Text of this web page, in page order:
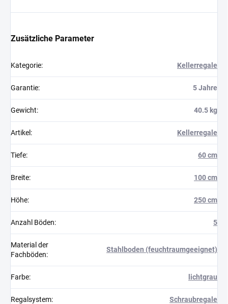
Zusätzliche Parameter
Kategorie: Kellerregale
Garantie: 5 Jahre
Gewicht: 40.5 kg
Artikel : Kellerregale
Tiefe: 60 cm
Breite: 100 cm
Höhe: 250 cm
Anzahl Böden: 5
Material der
Fachböden:
Stahlboden (feuchtraumgeeignet)
Farbe: lichtgrau
Regalsystem: Schraubregale